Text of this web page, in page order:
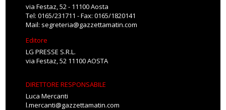
via Festaz, 52 - 11100 Aosta
Tel: 0165/231711 - Fax: 0165/1820141
Mail: segreteria@gazzettamatin.com
Editore
LG PRESSE S.R.L.
via Festaz, 52 11100 AOSTA
DIRETTORE RESPONSABILE
Luca Mercanti
l.mercanti@gazzettamatin.com